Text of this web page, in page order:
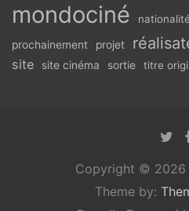
mondociné nationalité
prochainement projet
site site cinéma sortie titre
Copyright © 2026
Theme by: